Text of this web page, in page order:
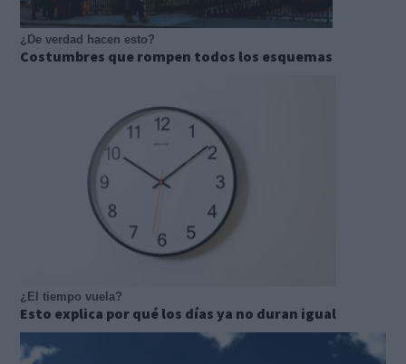
¿De verdad hacen esto?
Costumbres que rompen todos los esquemas
¿El tiempo vuela?
Esto explica por qué los días ya no duran igual